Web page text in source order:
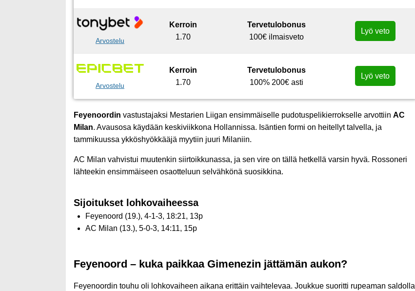
Arvostelu
Kerroin
1.70
Tervetulobonus
100€ ilmaisveto
Lyö veto
Arvostelu
Kerroin
1.70
Tervetulobonus
100% 200€ asti
Lyö veto
Feyenoordin vastustajaksi Mestarien Liigan ensimmäiselle pudotuspelikierrokselle arvottiin AC
Milan. Avausosa käydään keskiviikkona Hollannissa. Isäntien formi on heitellyt talvella, ja
tammikuussa ykköshyökkääjä myytiin juuri Milaniin.
AC Milan vahvistui muutenkin siirtoikkunassa, ja sen vire on tällä hetkellä varsin hyvä. Rossoneri
lähteekin ensimmäiseen osaotteluun selvähkönä suosikkina.
Sijoitukset lohkovaiheessa
Feyenoord (19.), 4-1-3, 18:21, 13p
AC Milan (13.), 5-0-3, 14:11, 15p
Feyenoord – kuka paikkaa Gimenezin jättämän aukon?
Feyenoordin touhu oli lohkovaiheen aikana erittäin vaihtelevaa. Joukkue suoritti rupeaman saldolla